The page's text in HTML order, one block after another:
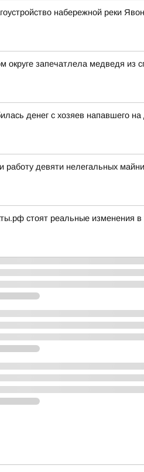
набережной реки
запечатлела медведя из
денег с хозяев напавшего
работу девяти нелегальных
стоят реальные изменения в